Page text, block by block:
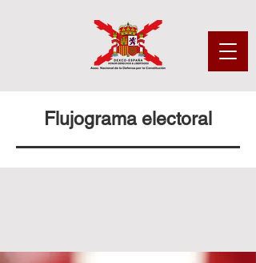
Flujograma electoral